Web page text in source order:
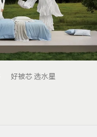
好被芯 选水星